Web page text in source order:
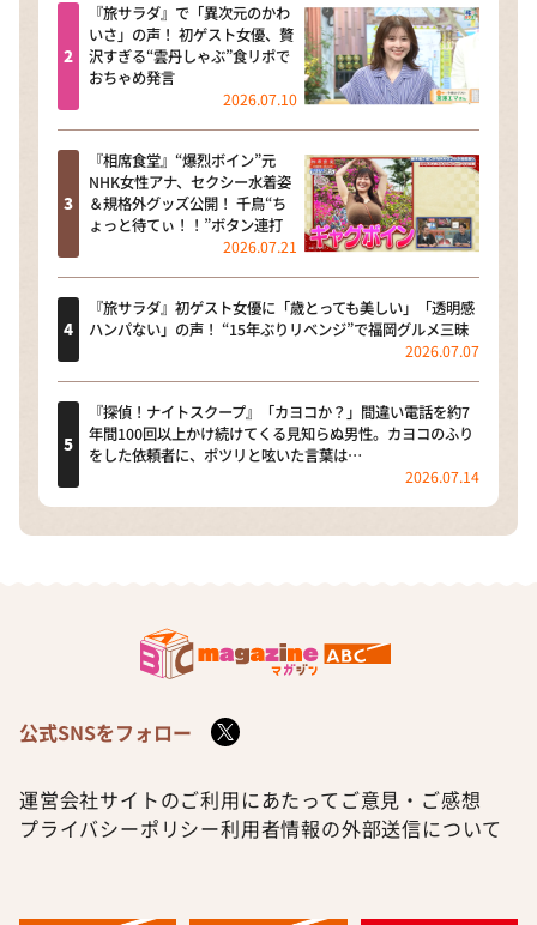
『旅サラダ』で「異次元のかわ
いさ」の声！ 初ゲスト女優、贅
沢すぎる“雲丹しゃぶ”食リポで
おちゃめ発言
2026.07.10
『相席食堂』“爆烈ボイン”元
NHK女性アナ、セクシー水着姿
＆規格外グッズ公開！ 千鳥“ち
ょっと待てぃ！！”ボタン連打
2026.07.21
『旅サラダ』初ゲスト女優に「歳とっても美しい」「透明感
ハンパない」の声！ “15年ぶりリベンジ”で福岡グルメ三昧
2026.07.07
『探偵！ナイトスクープ』「カヨコか？」間違い電話を約7
年間100回以上かけ続けてくる見知らぬ男性。カヨコのふり
をした依頼者に、ポツリと呟いた言葉は…
2026.07.14
公式SNSをフォロー
運営会社サイトのご利用にあたって ご意見・ご感想
プライバシーポリシー利用者情報の外部送信について